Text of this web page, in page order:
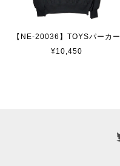
【NE-20036】TOYSパーカー
¥10,450